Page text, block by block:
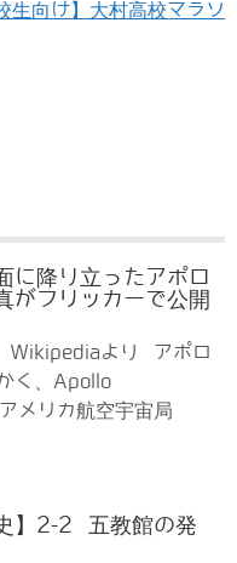
生向け】大村高校マラソ
に降り立ったアポロ
がフリッカーで公開
Wikipediaより アポロ
く、Apollo
メリカ航空宇宙局
】2-2 五教館の発